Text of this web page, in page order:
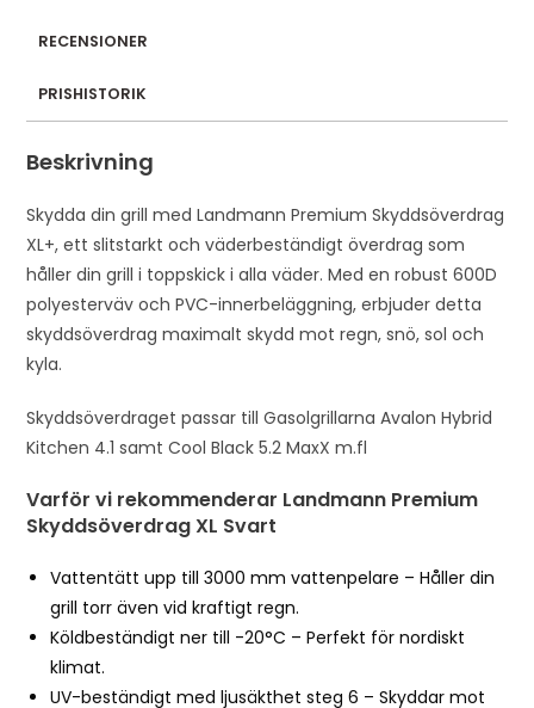
s
t
o
j
o
i
n
w
a
t
RECENSIONER
PRISHISTORIK
Beskrivning
Skydda din grill med Landmann Premium Skyddsöverdrag
XL+, ett slitstarkt och väderbeständigt överdrag som
håller din grill i toppskick i alla väder. Med en robust 600D
polyesterväv och PVC-innerbeläggning, erbjuder detta
skyddsöverdrag maximalt skydd mot regn, snö, sol och
kyla.
Skyddsöverdraget passar till Gasolgrillarna Avalon Hybrid
Kitchen 4.1 samt Cool Black 5.2 MaxX m.fl
Varför vi rekommenderar Landmann Premium
Skyddsöverdrag XL Svart
Vattentätt upp till 3000 mm vattenpelare – Håller din
grill torr även vid kraftigt regn.
Köldbeständigt ner till -20°C – Perfekt för nordiskt
klimat.
UV-beständigt med ljusäkthet steg 6 – Skyddar mot